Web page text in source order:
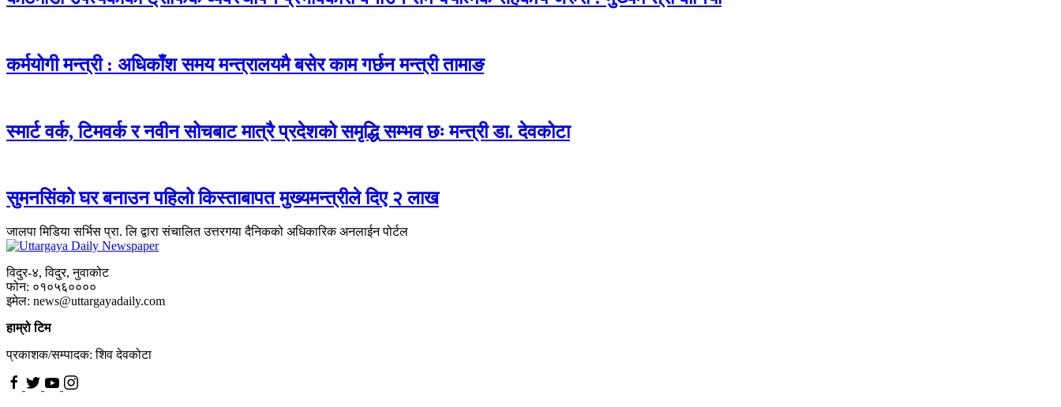
कर्मयोगी मन्त्री : अधिकाँश समय मन्त्रालयमै बसेर काम गर्छन मन्त्री तामाङ
स्मार्ट वर्क, टिमवर्क र नवीन सोचबाट मात्रै प्रदेशको समृद्धि सम्भव छः मन्त्री डा. देवकोटा
सुमनसिंको घर बनाउन पहिलो किस्ताबापत मुख्यमन्त्रीले दिए २ लाख
जालपा मिडिया सर्भिस प्रा. लि द्वारा संचालित उत्तरगया दैनिकको अधिकारिक अनलाईन पोर्टल
विदुर-४, विदुर, नुवाकोट
फोन: ०१०५६००००
इमेल: news@uttargayadaily.com
हाम्रो टिम
प्रकाशक/सम्पादक: शिव देवकोटा